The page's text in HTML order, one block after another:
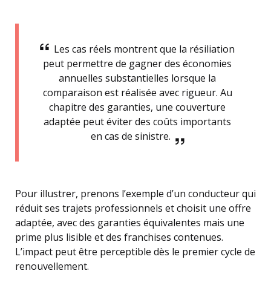
Les cas réels montrent que la résiliation
peut permettre de gagner des économies
annuelles substantielles lorsque la
comparaison est réalisée avec rigueur. Au
chapitre des garanties, une couverture
adaptée peut éviter des coûts importants
en cas de sinistre.
Pour illustrer, prenons l’exemple d’un conducteur qui
réduit ses trajets professionnels et choisit une offre
adaptée, avec des garanties équivalentes mais une
prime plus lisible et des franchises contenues.
L’impact peut être perceptible dès le premier cycle de
renouvellement.